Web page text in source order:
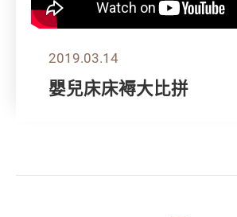
2019.03.14
嬰兒床床褥大比拼